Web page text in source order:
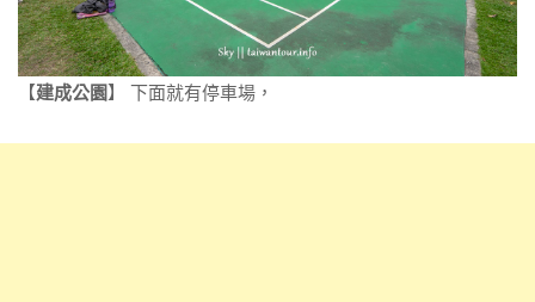
【建成公園】 下面就有停車場，